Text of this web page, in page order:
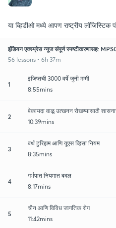
या व्हिडीओ मध्ये आपण राष्ट्रीय लॉजिस्टिक
इंडियन एक्स्प्रेस न्यूज संपूर्ण स्पष्टीकरणासह:
56 lessons • 6h 37m
1
इजिप्तची 3000 वर्षे जुनी मम्मी
8:55mins
2
बेकायदा वाळू उत्खनन रोखण्यासाठी
10:39mins
3
बर्थ टुरिझम आणि यूएस व्हिसा नियम
8:35mins
4
गर्भपात नियमात बदल
8:17mins
5
चीन आणि विविध जागतिक रोग
11:42mins